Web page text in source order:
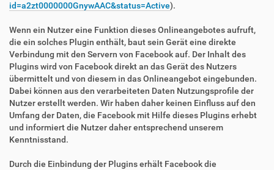
id=a2zt0000000GnywAAC&status=Active).
Wenn ein Nutzer eine Funktion dieses Onlineangebotes aufruft,
die ein solches Plugin enthält, baut sein Gerät eine direkte
Verbindung mit den Servern von Facebook auf. Der Inhalt des
Plugins wird von Facebook direkt an das Gerät des Nutzers
übermittelt und von diesem in das Onlineangebot eingebunden.
Dabei können aus den verarbeiteten Daten Nutzungsprofile der
Nutzer erstellt werden. Wir haben daher keinen Einfluss auf den
Umfang der Daten, die Facebook mit Hilfe dieses Plugins erhebt
und informiert die Nutzer daher entsprechend unserem
Kenntnisstand.
Durch die Einbindung der Plugins erhält Facebook die